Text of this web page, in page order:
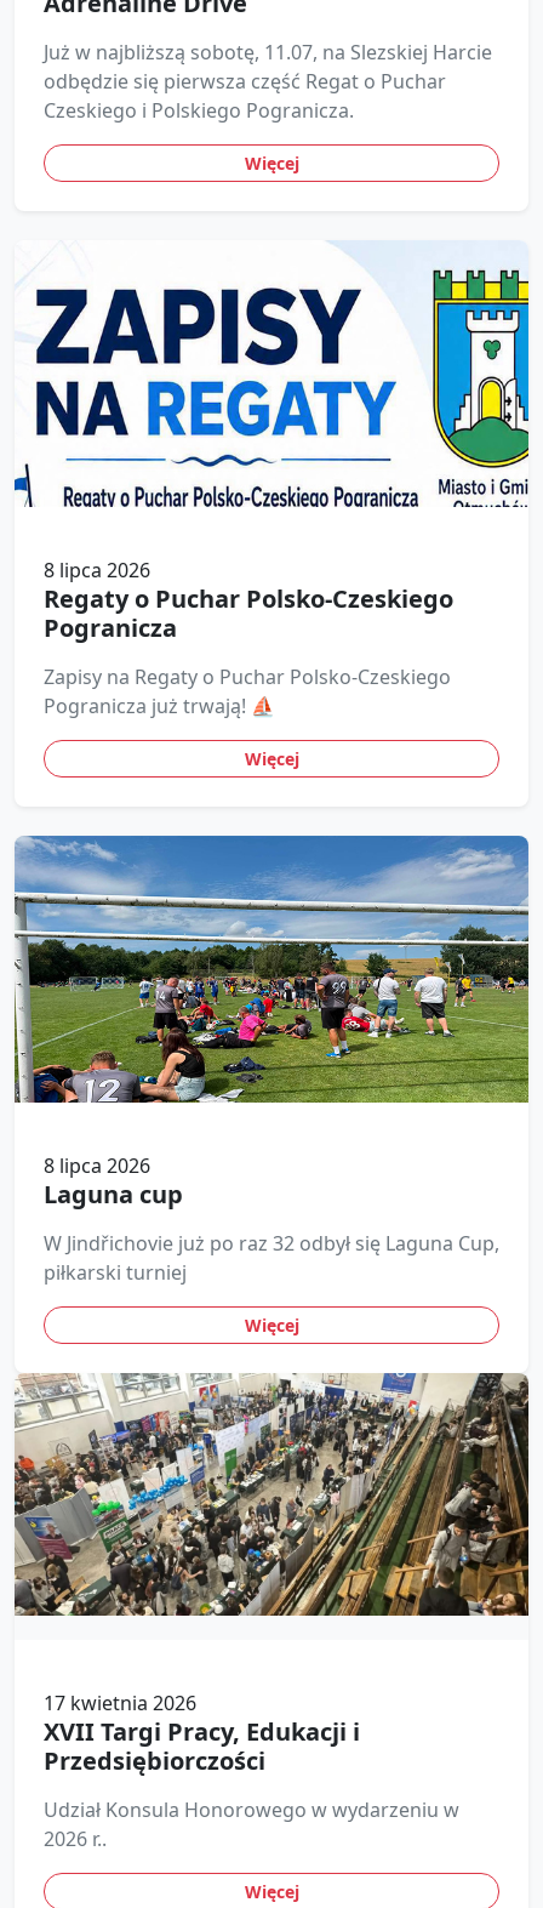
Już w najbliższą sobotę, 11.07, na Slezskiej Harcie
odbędzie się pierwsza część Regat o Puchar
Czeskiego i Polskiego Pogranicza.
Więcej
8 lipca 2026
Regaty o Puchar Polsko-Czeskiego
Pogranicza
Zapisy na Regaty o Puchar Polsko-Czeskiego
Pogranicza już trwają! ⛵
Więcej
8 lipca 2026
Laguna cup
W Jindřichovie już po raz 32 odbył się Laguna Cup,
piłkarski turniej
Więcej
17 kwietnia 2026
XVII Targi Pracy, Edukacji i
Przedsiębiorczości
Udział Konsula Honorowego w wydarzeniu w
2026 r..
Więcej